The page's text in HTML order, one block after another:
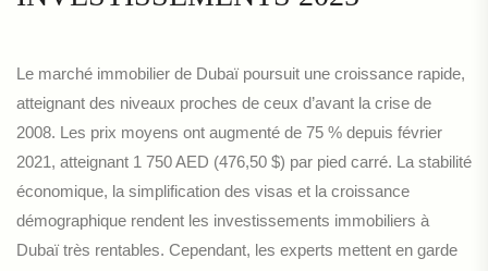
Le marché immobilier de Dubaï poursuit une croissance rapide,
atteignant des niveaux proches de ceux d’avant la crise de
2008. Les prix moyens ont augmenté de 75 % depuis février
2021, atteignant 1 750 AED (476,50 $) par pied carré. La stabilité
économique, la simplification des visas et la croissance
démographique rendent les investissements immobiliers à
Dubaï très rentables. Cependant, les experts mettent en garde